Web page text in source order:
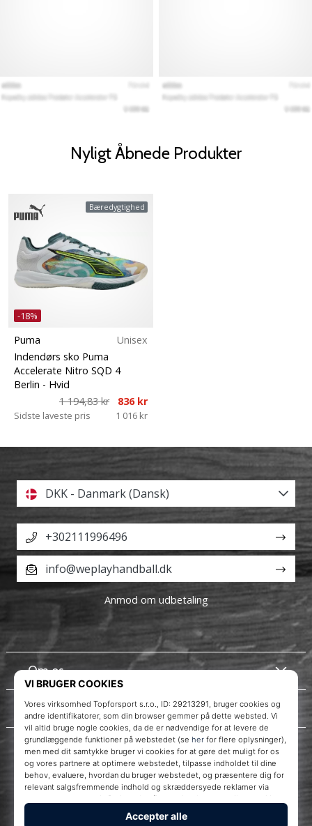
Nyligt Åbnede Produkter
Bæredygtighed
-18%
Puma
Unisex
Indendørs sko Puma
Accelerate Nitro SQD 4
Berlin - Hvid
1 194,83 kr
836 kr
Sidste laveste pris 1 016 kr
WePlayHandball.dk
Instagram
Om os
Kundeservice
DKK - Danmark (Dansk)
+302111996496
info@weplayhandball.dk
Anmod om udbetaling